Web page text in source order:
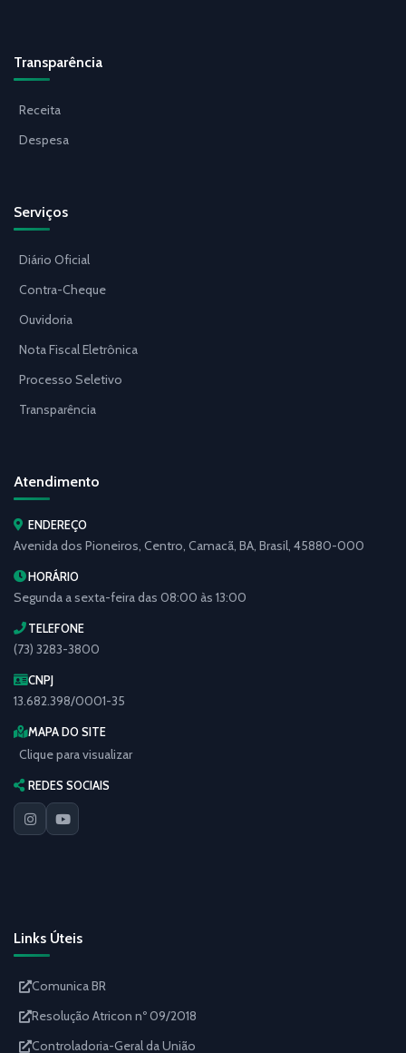
Transparência
Receita
Despesa
Serviços
Diário Oficial
Contra-Cheque
Ouvidoria
Nota Fiscal Eletrônica
Processo Seletivo
Transparência
Atendimento
ENDEREÇO
Avenida dos Pioneiros, Centro, Camacã, BA, Brasil, 45880-000
HORÁRIO
Segunda a sexta-feira das 08:00 às 13:00
TELEFONE
(73) 3283-3800
CNPJ
13.682.398/0001-35
MAPA DO SITE
Clique para visualizar
REDES SOCIAIS
Links Úteis
Comunica BR
Resolução Atricon nº 09/2018
Controladoria-Geral da União